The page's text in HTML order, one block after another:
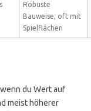
Robuste
Bauweise, oft mit
Spielflächen
du Wert auf
meist höherer